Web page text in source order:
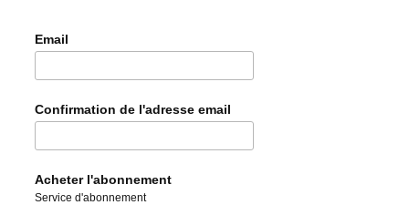
Email
Confirmation de l'adresse email
Acheter l'abonnement
Service d'abonnement